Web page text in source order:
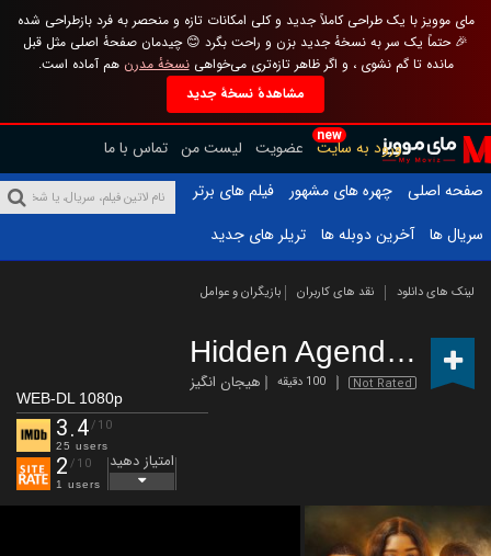
مای موویز با یک طراحی کاملاً جدید و کلی امکانات تازه و منحصر به فرد بازطراحی شده
🎉 حتماً یک سر به نسخهٔ جدید بزن و راحت بگرد 😊 چیدمان صفحهٔ اصلی مثل قبل
مانده تا گم نشوی ، و اگر ظاهر تازه‌تری می‌خواهینسخهٔ مدرن هم آماده است.
مشاهدهٔ نسخهٔ جدید
new
ورود به سایت عضویت لیست من تماس با ما
صفحه اصلی
چهره های مشهور
فیلم های برتر
سریال ها
آخرین دوبله ها تریلر های جدید
لینک های دانلود نقد های کاربران بازیگران و عوامل
Hidden Agenda (2024)
Not Rated 100 دقیقه هیجان انگیز
WEB-DL 1080p
3.4/10
25 users
2 /10
1 users
امتیاز دهید